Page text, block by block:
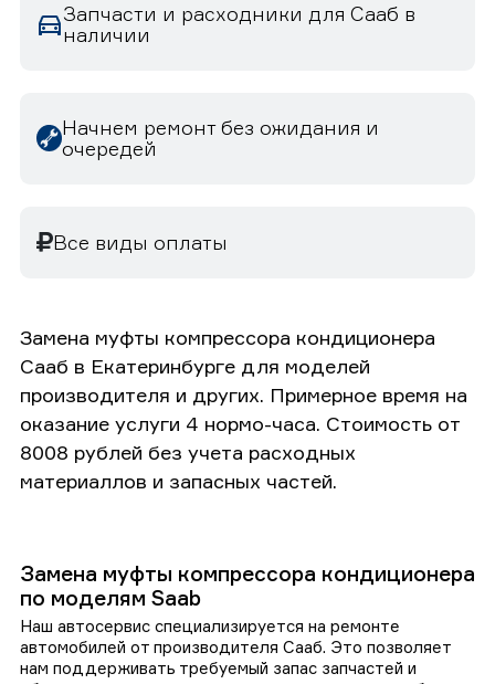
Запчасти и расходники для Сааб в
наличии
Начнем ремонт без ожидания и
очередей
Все виды оплаты
Замена муфты компрессора кондиционера
Сааб в Екатеринбурге для моделей
производителя и других. Примерное время на
оказание услуги 4 нормо-часа. Стоимость от
8008 рублей без учета расходных
материаллов и запасных частей.
Замена муфты компрессора кондиционера
по моделям Saab
Наш автосервис специализируется на ремонте
автомобилей от производителя Сааб. Это позволяет
нам поддерживать требуемый запас запчастей и